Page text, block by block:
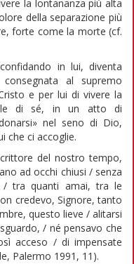
la lontananza più alta
della separazione più
forte come la morte (cf.
in lui, diventa
al supremo
e per lui di vivere la
di sé, in un atto di
nel seno di Dio,
che ci accoglie.
del nostro tempo,
ad occhi chiusi / senza
/ tra quanti amai, tra le
credevo, Signore, tanto
questo lieve / alitarsi
/ né pensavo che
acceso / di impensate
Palermo 1991, 11).